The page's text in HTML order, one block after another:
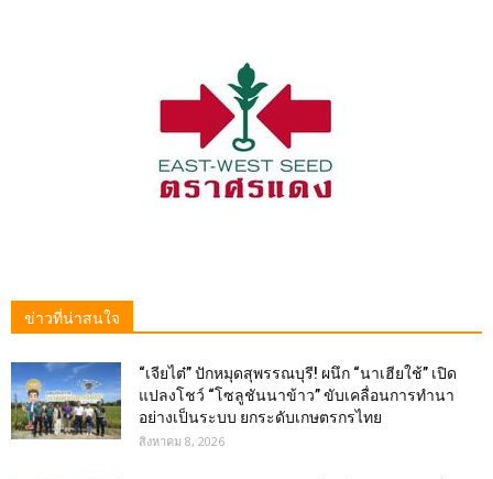
ข่าวที่น่าสนใจ
“เจียไต๋” ปักหมุดสุพรรณบุรี! ผนึก “นาเฮียใช้” เปิด
แปลงโชว์ “โซลูชันนาข้าว” ขับเคลื่อนการทำนา
อย่างเป็นระบบ ยกระดับเกษตรกรไทย
สิงหาคม 8, 2026